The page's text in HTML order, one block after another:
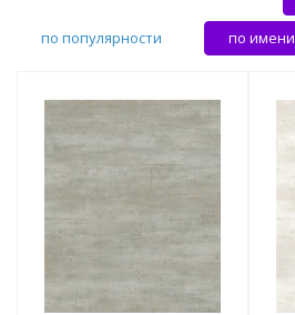
по популярности по имени